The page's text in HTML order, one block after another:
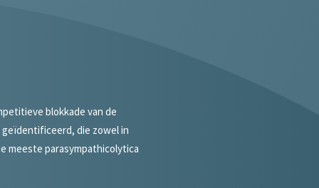
blokkade van de
die zowel in
meeste parasympathicolytica